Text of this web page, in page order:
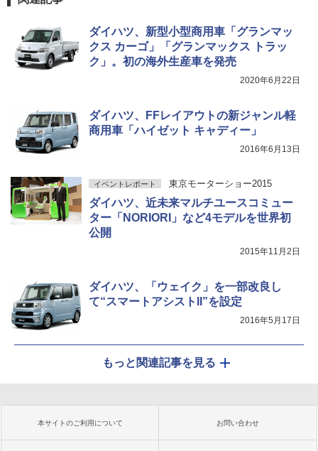
ダイハツ、新型小型商用車「グランマッ
クス カーゴ」「グランマックス トラッ
ク」。初の海外生産車を発売
2020年6月22日
ダイハツ、FFレイアウトの新ジャンル軽
商用車「ハイゼット キャディー」
2016年6月13日
イベントレポート 東京モーターショー2015
ダイハツ、近未来マルチユースコミュー
ター「NORIORI」など4モデルを世界初
公開
2015年11月2日
ダイハツ、「ウェイク」を一部改良し
て“スマートアシストII”を設定
2016年5月17日
もっと関連記事を見る
本サイトのご利用について お問い合わせ